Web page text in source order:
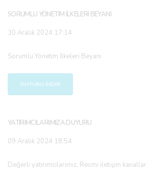
SORUMLU YÖNETIM İLKELERI BEYANI
30 Aralık 2024 17:14
Sorumlu Yönetim İlkeleri Beyanı
DUYURU İNDIR
YATIRIMCILARIMIZA DUYURU
09 Aralık 2024 18:54
Değerli yatırımcılarımız, Resmi iletişim